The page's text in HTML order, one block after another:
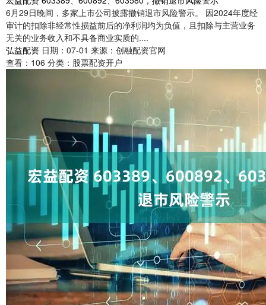
6月29日晚间，多家上市公司披露撤销退市风险警示。 因2024年度经
审计的扣除非经常性损益前后的净利润均为负值，且扣除与主营业务
无关的业务收入和不具备商业实质的....
弘益配资 日期：07-01 来源：创融配资官网
查看： 106 分类： 股票配资开户